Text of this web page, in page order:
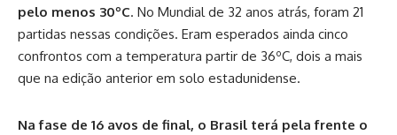
pelo menos 30ºC. No Mundial de 32 anos atrás, foram 21
partidas nessas condições. Eram esperados ainda cinco
confrontos com a temperatura partir de 36ºC, dois a mais
que na edição anterior em solo estadunidense.
Na fase de 16 avos de final, o Brasil terá pela frente o